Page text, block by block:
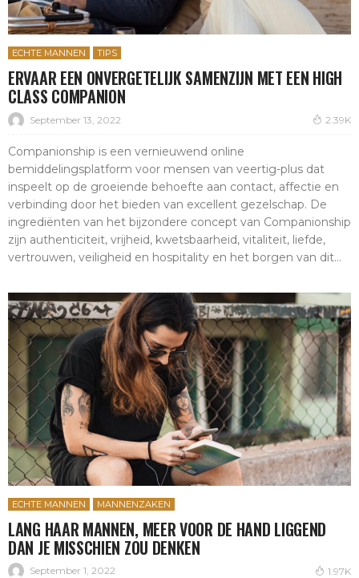
ECHTE MANNEN TIPS
ERVAAR EEN ONVERGETELIJK SAMENZIJN MET EEN HIGH
CLASS COMPANION
September 13, 2022 2.39K
Companionship is een vernieuwend online
bemiddelingsplatform voor mensen van veertig-plus dat
inspeelt op de groeiende behoefte aan contact, affectie en
verbinding door het bieden van excellent gezelschap. De
ingrediënten van het bijzondere concept van Companionship
zijn authenticiteit, vrijheid, kwetsbaarheid, vitaliteit, liefde,
vertrouwen, veiligheid en hospitality en het borgen van dit...
ECHTE MANNEN MANNENZAKEN
LANG HAAR MANNEN, MEER VOOR DE HAND LIGGEND
DAN JE MISSCHIEN ZOU DENKEN
September 1, 2022 1.97K